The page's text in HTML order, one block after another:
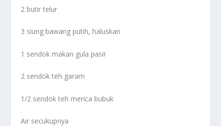
2 butir telur
3 siung bawang putih, haluskan
1 sendok makan gula pasir
2 sendok teh garam
1/2 sendok teh merica bubuk
Air secukupnya